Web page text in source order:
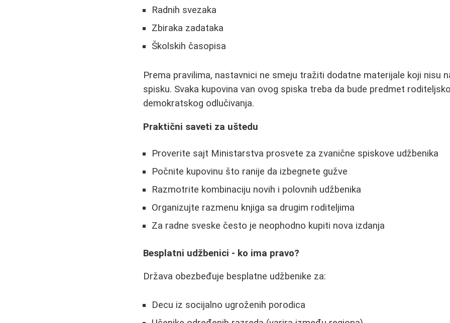
Radnih svezaka
Zbiraka zadataka
Školskih časopisa
Prema pravilima, nastavnici ne smeju tražiti dodatne materijale koji nisu
spisku. Svaka kupovina van ovog spiska treba da bude predmet
demokratskog odlučivanja.
Praktični saveti za uštedu
Proverite sajt Ministarstva prosvete za zvanične spiskove udžbenika
Počnite kupovinu što ranije da izbegnete gužve
Razmotrite kombinaciju novih i polovnih udžbenika
Organizujte razmenu knjiga sa drugim roditeljima
Za radne sveske često je neophodno kupiti nova izdanja
Besplatni udžbenici - ko ima pravo?
Država obezbeđuje besplatne udžbenike za:
Decu iz socijalno ugroženih porodica